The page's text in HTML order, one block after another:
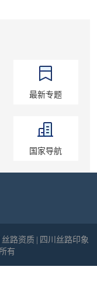
最新专题
国家导航
丝路资质 | 四川丝路印象
有